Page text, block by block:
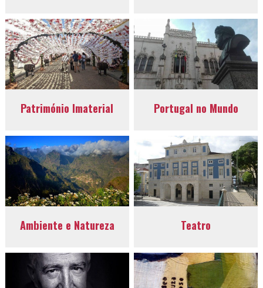
Património Imaterial Portugal no Mundo
Ambiente e Natureza Teatro